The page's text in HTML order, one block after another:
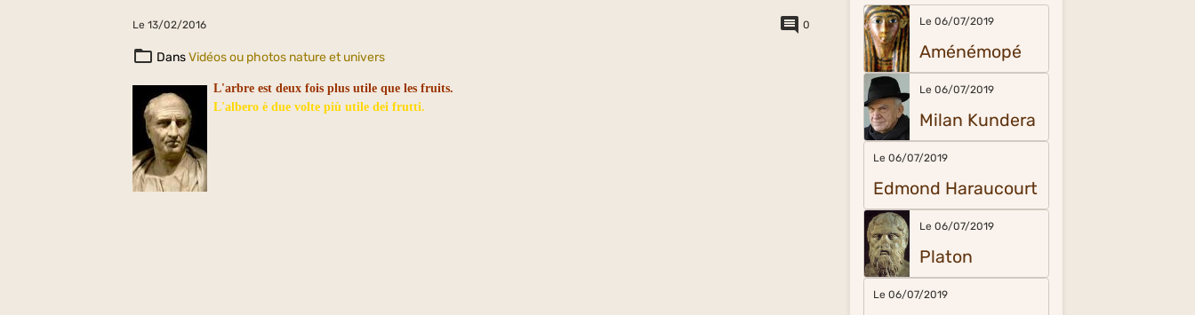
Le 13/02/2016 0
DansVidéos ou photos nature et univers
L'arbre est deux fois plus utile que les fruits.
L'albero è due volte più utile dei frutti.
Le 06/07/2019
Aménémopé
Le 06/07/2019
Milan Kundera
Le 06/07/2019
Edmond Haraucourt
Le 06/07/2019
Platon
Le 06/07/2019